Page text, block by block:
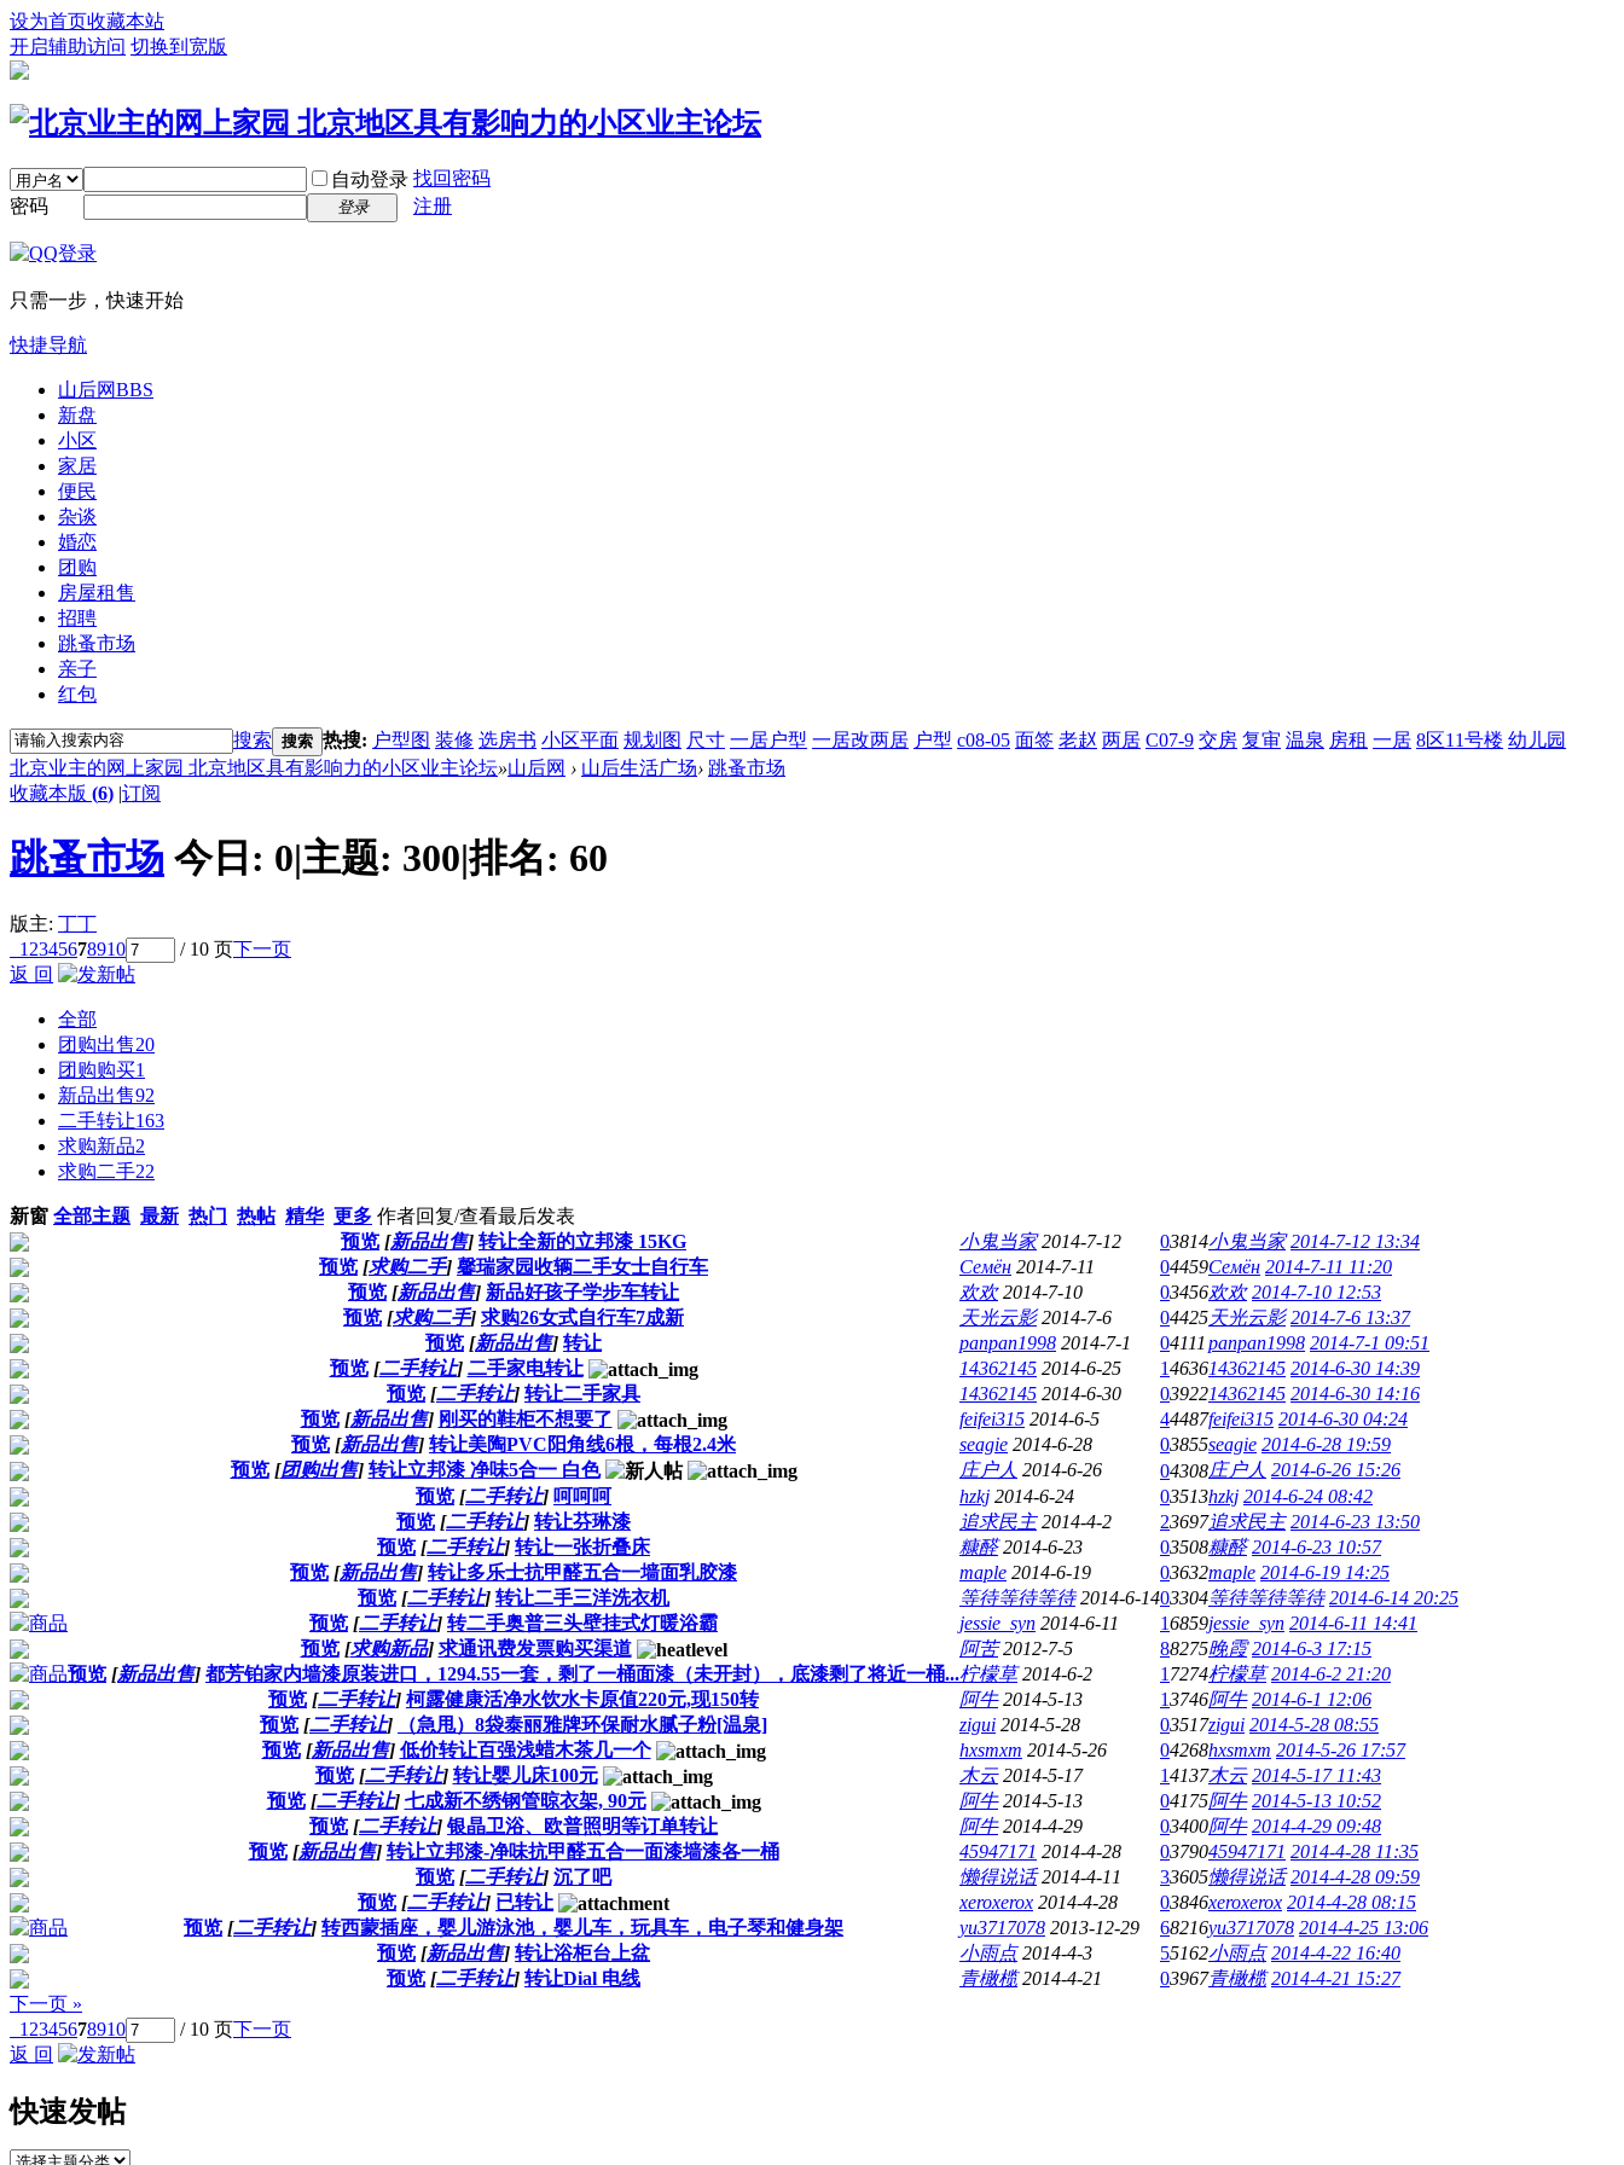
设为首页收藏本站
开启辅助访问 切换到宽版
自动登录 找回密码
密码
登录 注册
只需一步，快速开始
快捷导航
山后网BBS
新盘
小区
家居
便民
杂谈
婚恋
团购
房屋租售
招聘
跳蚤市场
亲子
红包
搜索 搜索 热搜: 户型图 装修 选房书 小区平面 规划图 尺寸 一居户型 一居改两居 户型 c08-05 面签 老赵 两居 C07-9 交房 复审 温泉 房租 一居 8区11号楼 幼儿园
北京业主的网上家园 北京地区具有影响力的小区业主论坛»山后网 › 山后生活广场› 跳蚤市场
收藏本版 (6) |订阅
跳蚤市场 今日: 0|主题: 300|排名: 60
版主: 丁丁
1 2345678910 / 10 页下一页
返 回
全部
团购出售20
团购购买1
新品出售92
二手转让163
求购新品2
求购二手22
新窗 全部主题 最新 热门 热帖 精华 更多 作者回复/查看最后发表
预览 [新品出售] 转让全新的立邦漆 15KG 小鬼当家 2014-7-12 03814小鬼当家 2014-7-12 13:34
预览 [求购二手] 馨瑞家园收辆二手女士自行车 Семён 2014-7-11 04459Семён 2014-7-11 11:20
预览 [新品出售] 新品好孩子学步车转让 欢欢 2014-7-10 03456欢欢 2014-7-10 12:53
预览 [求购二手] 求购26女式自行车7成新 天光云影 2014-7-6 04425天光云影 2014-7-6 13:37
预览 [新品出售] 转让 panpan1998 2014-7-1 04111 panpan1998 2014-7-1 09:51
预览 [二手转让] 二手家电转让 14362145 2014-6-25 1463614362145 2014-6-30 14:39
预览 [二手转让] 转让二手家具 14362145 2014-6-30 0392214362145 2014-6-30 14:16
预览 [新品出售] 刚买的鞋柜不想要了 feifei315 2014-6-5 44487feifei315 2014-6-30 04:24
预览 [新品出售] 转让美陶PVC阳角线6根，每根2.4米 seagie 2014-6-28 03855seagie 2014-6-28 19:59
预览 [团购出售] 转让立邦漆 净味5合一 白色 庄户人 2014-6-26 04308庄户人 2014-6-26 15:26
预览 [二手转让] 呵呵呵 hzkj 2014-6-24 03513hzkj 2014-6-24 08:42
预览 [二手转让] 转让芬琳漆 追求民主 2014-4-2 23697追求民主 2014-6-23 13:50
预览 [二手转让] 转让一张折叠床 糠醛 2014-6-23 03508糠醛 2014-6-23 10:57
预览 [新品出售] 转让多乐士抗甲醛五合一墙面乳胶漆 maple 2014-6-19 03632maple 2014-6-19 14:25
预览 [二手转让] 转让二手三洋洗衣机 等待等待等待 2014-6-1403304等待等待等待 2014-6-14 20:25
预览 [二手转让] 转二手奥普三头壁挂式灯暖浴霸 jessie_syn 2014-6-11 16859jessie_syn 2014-6-11 14:41
预览 [求购新品] 求通讯费发票购买渠道 阿苦 2012-7-5 88275晚霞 2014-6-3 17:15
预览 [新品出售] 都芳铂家内墙漆原装进口，1294.55一套，剩了一桶面漆（未开封），底漆剩了将近一桶...柠檬草 2014-6-2 1 7274柠檬草 2014-6-2 21:20
预览 [二手转让] 柯露健康活净水饮水卡原值220元,现150转 阿牛 2014-5-13 13746阿牛 2014-6-1 12:06
预览 [二手转让] （急甩）8袋泰丽雅牌环保耐水腻子粉[温泉] zigui 2014-5-28 03517zigui 2014-5-28 08:55
预览 [新品出售] 低价转让百强浅蜡木茶几一个 hxsmxm 2014-5-26 04268hxsmxm 2014-5-26 17:57
预览 [二手转让] 转让婴儿床100元 木云 2014-5-17 14137木云 2014-5-17 11:43
预览 [二手转让] 七成新不绣钢管晾衣架, 90元 阿牛 2014-5-13 04175阿牛 2014-5-13 10:52
预览 [二手转让] 银晶卫浴、欧普照明等订单转让 阿牛 2014-4-29 03400阿牛 2014-4-29 09:48
预览 [新品出售] 转让立邦漆-净味抗甲醛五合一面漆墙漆各一桶 45947171 2014-4-28 0379045947171 2014-4-28 11:35
预览 [二手转让] 沉了吧 懒得说话 2014-4-11 33605懒得说话 2014-4-28 09:59
预览 [二手转让] 已转让 xeroxerox 2014-4-28 03846xeroxerox 2014-4-28 08:15
预览 [二手转让] 转西蒙插座，婴儿游泳池，婴儿车，玩具车，电子琴和健身架 yu3717078 2013-12-29 68216yu3717078 2014-4-25 13:06
预览 [新品出售] 转让浴柜台上盆 小雨点 2014-4-3 55162小雨点 2014-4-22 16:40
预览 [二手转让] 转让Dial 电线 青橄榄 2014-4-21 03967青橄榄 2014-4-21 15:27
下一页 »
1 2345678910 / 10 页下一页
返 回
快速发帖